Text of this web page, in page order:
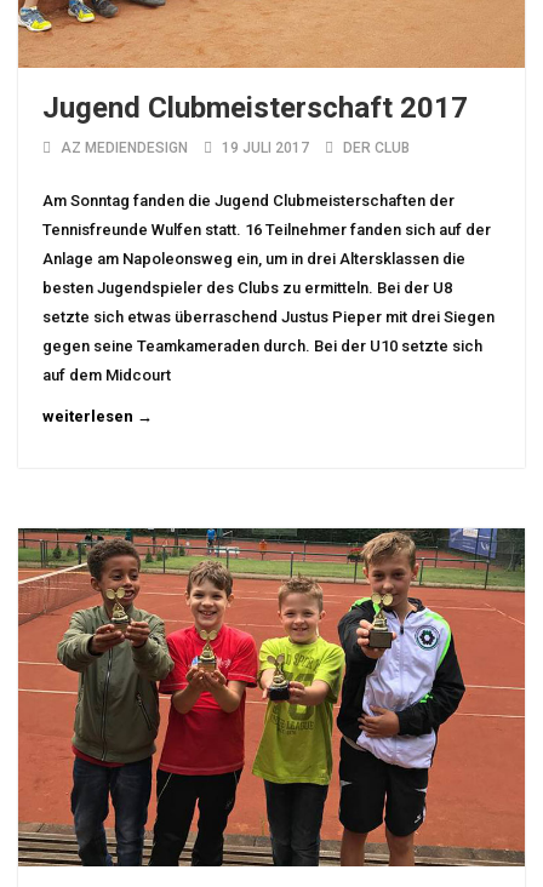
Jugend Clubmeisterschaft 2017
AZ MEDIENDESIGN 19 JULI 2017 DER CLUB
Am Sonntag fanden die Jugend Clubmeisterschaften der
Tennisfreunde Wulfen statt. 16 Teilnehmer fanden sich auf der
Anlage am Napoleonsweg ein, um in drei Altersklassen die
besten Jugendspieler des Clubs zu ermitteln. Bei der U8
setzte sich etwas überraschend Justus Pieper mit drei Siegen
gegen seine Teamkameraden durch. Bei der U10 setzte sich
auf dem Midcourt
weiterlesen →